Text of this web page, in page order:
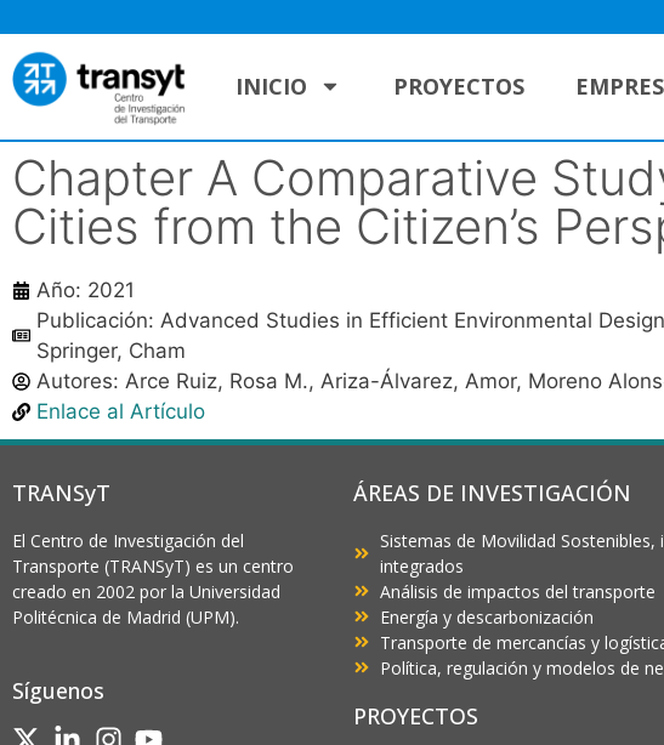
INICIO PROYECTOS
Chapter A Comparative
Cities from the Citizen’s
Año: 2021
Publicación: Advanced Studies in Efficient Environmental
Springer, Cham
Autores: Arce Ruiz, Rosa M., Ariza-Álvarez, Amor, Moreno
Enlace al Artículo
TRANSyT
El Centro de Investigación del
Transporte (TRANSyT) es un centro
creado en 2002 por la Universidad
Politécnica de Madrid (UPM).
Síguenos
ÁREAS DE INVESTIGACIÓN
Sistemas de Movilidad Sostenibles,
integrados
Análisis de impactos del transporte
Energía y descarbonización
Transporte de mercancías y
Política, regulación y modelos de
PROYECTOS